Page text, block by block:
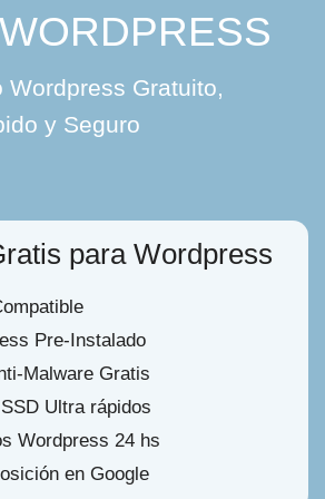
Wordpress Gratuito,
y Seguro
para Wordpress
Pre-Instalado
Malware Gratis
Ultra rápidos
Wordpress 24 hs
en Google